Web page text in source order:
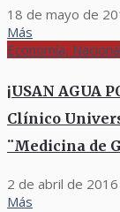
18 de mayo de
Más
Economía,
¡USAN AGUA
Clínico
¨Medicina de
2 de abril de 2016
Más